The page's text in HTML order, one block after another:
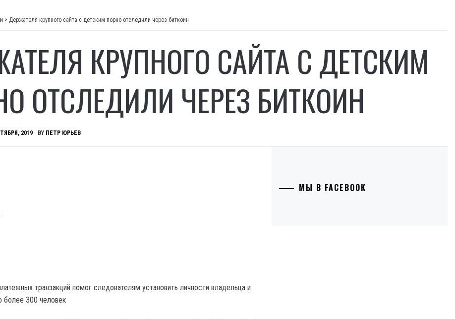
> Держателя крупного сайта с детским порно отследили через биткоин
КРУПНОГО САЙТА С ДЕТСКИМ
ОТСЛЕДИЛИ ЧЕРЕЗ БИТКОИН
2019 BY ПЕТР ЮРЬЕВ
транзакций помог следователям установить личности владельца и
более 300 человек
МЫ В FACEBOOK